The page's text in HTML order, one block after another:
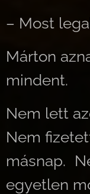
– Most
Márton
mindent.
Nem lett
Nem
másnap.
egyetlen